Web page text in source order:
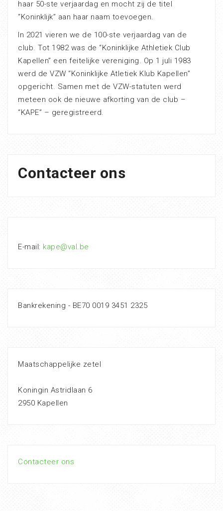
haar 50-ste verjaardag en mocht zij de titel
“Koninklijk” aan haar naam toevoegen.
In 2021 vieren we de 100-ste verjaardag van de
club. Tot 1982 was de “Koninklijke Athletiek Club
Kapellen” een feitelijke vereniging. Op 1 juli 1983
werd de VZW “Koninklijke Atletiek Klub Kapellen”
opgericht. Samen met de VZW-statuten werd
meteen ook de nieuwe afkorting van de club –
“KAPE” – geregistreerd.
Contacteer ons
E-mail: kape@val.be
Bankrekening - BE70 0019 3451 2325
Maatschappelijke zetel
Koningin Astridlaan 6
2950 Kapellen
Contacteer ons